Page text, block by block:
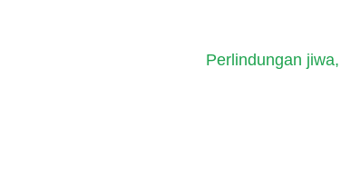
Perlindungan